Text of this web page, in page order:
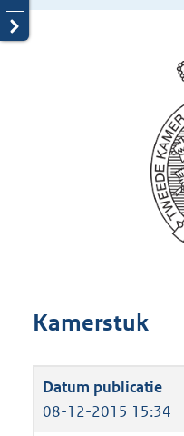
Kamerstuk
08-12-2015 15:34